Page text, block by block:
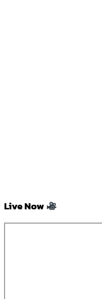
Live Now